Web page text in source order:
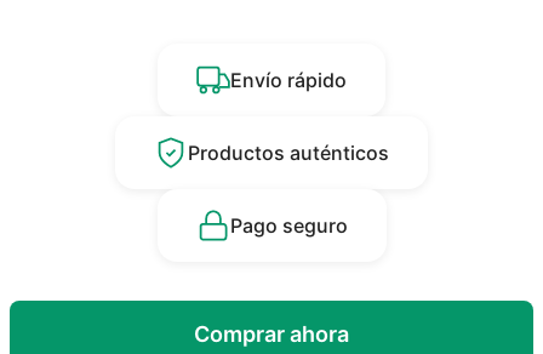
Envío rápido
Productos auténticos
Pago seguro
Comprar ahora